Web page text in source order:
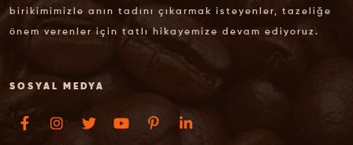
birikimimizle anın tadını çıkarmak isteyenler, tazeliğe
önem verenler için tatlı hikayemize devam ediyoruz.
SOSYAL MEDYA